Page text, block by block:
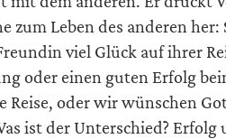
zum Leben des anderen
viel Glück auf ihrer
oder einen guten Erfolg
Reise, oder wir wünschen
ist der Unterschied?